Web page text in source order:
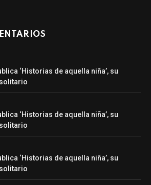
‘Historias de aquella niña’, su
‘Historias de aquella niña’, su
‘Historias de aquella niña’, su